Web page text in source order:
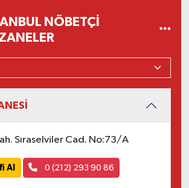
NÖBETÇI
Sıraselviler Cad. No:73/A
Al 0 (212) 293 90 86